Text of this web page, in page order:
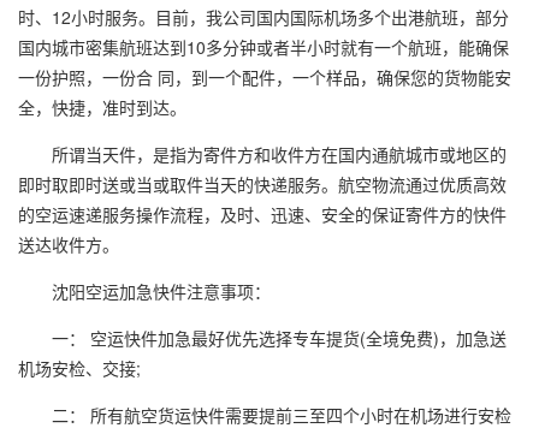
时、12小时服务。目前，我公司国内国际机场多个出港航班，部分
国内城市密集航班达到10多分钟或者半小时就有一个航班，能确保
一份护照，一份合 同，到一个配件，一个样品，确保您的货物能安
全，快捷，准时到达。
所谓当天件，是指为寄件方和收件方在国内通航城市或地区的
即时取即时送或当或取件当天的快递服务。航空物流通过优质高效
的空运速递服务操作流程，及时、迅速、安全的保证寄件方的快件
送达收件方。
沈阳空运加急快件注意事项：
一： 空运快件加急最好优先选择专车提货(全境免费)，加急送
机场安检、交接;
二： 所有航空货运快件需要提前三至四个小时在机场进行安检